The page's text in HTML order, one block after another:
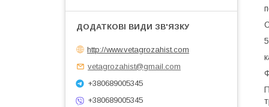
http://www.vetagrozahist.com
vetagrozahist@gmail.com
+380689005345
+380689005345